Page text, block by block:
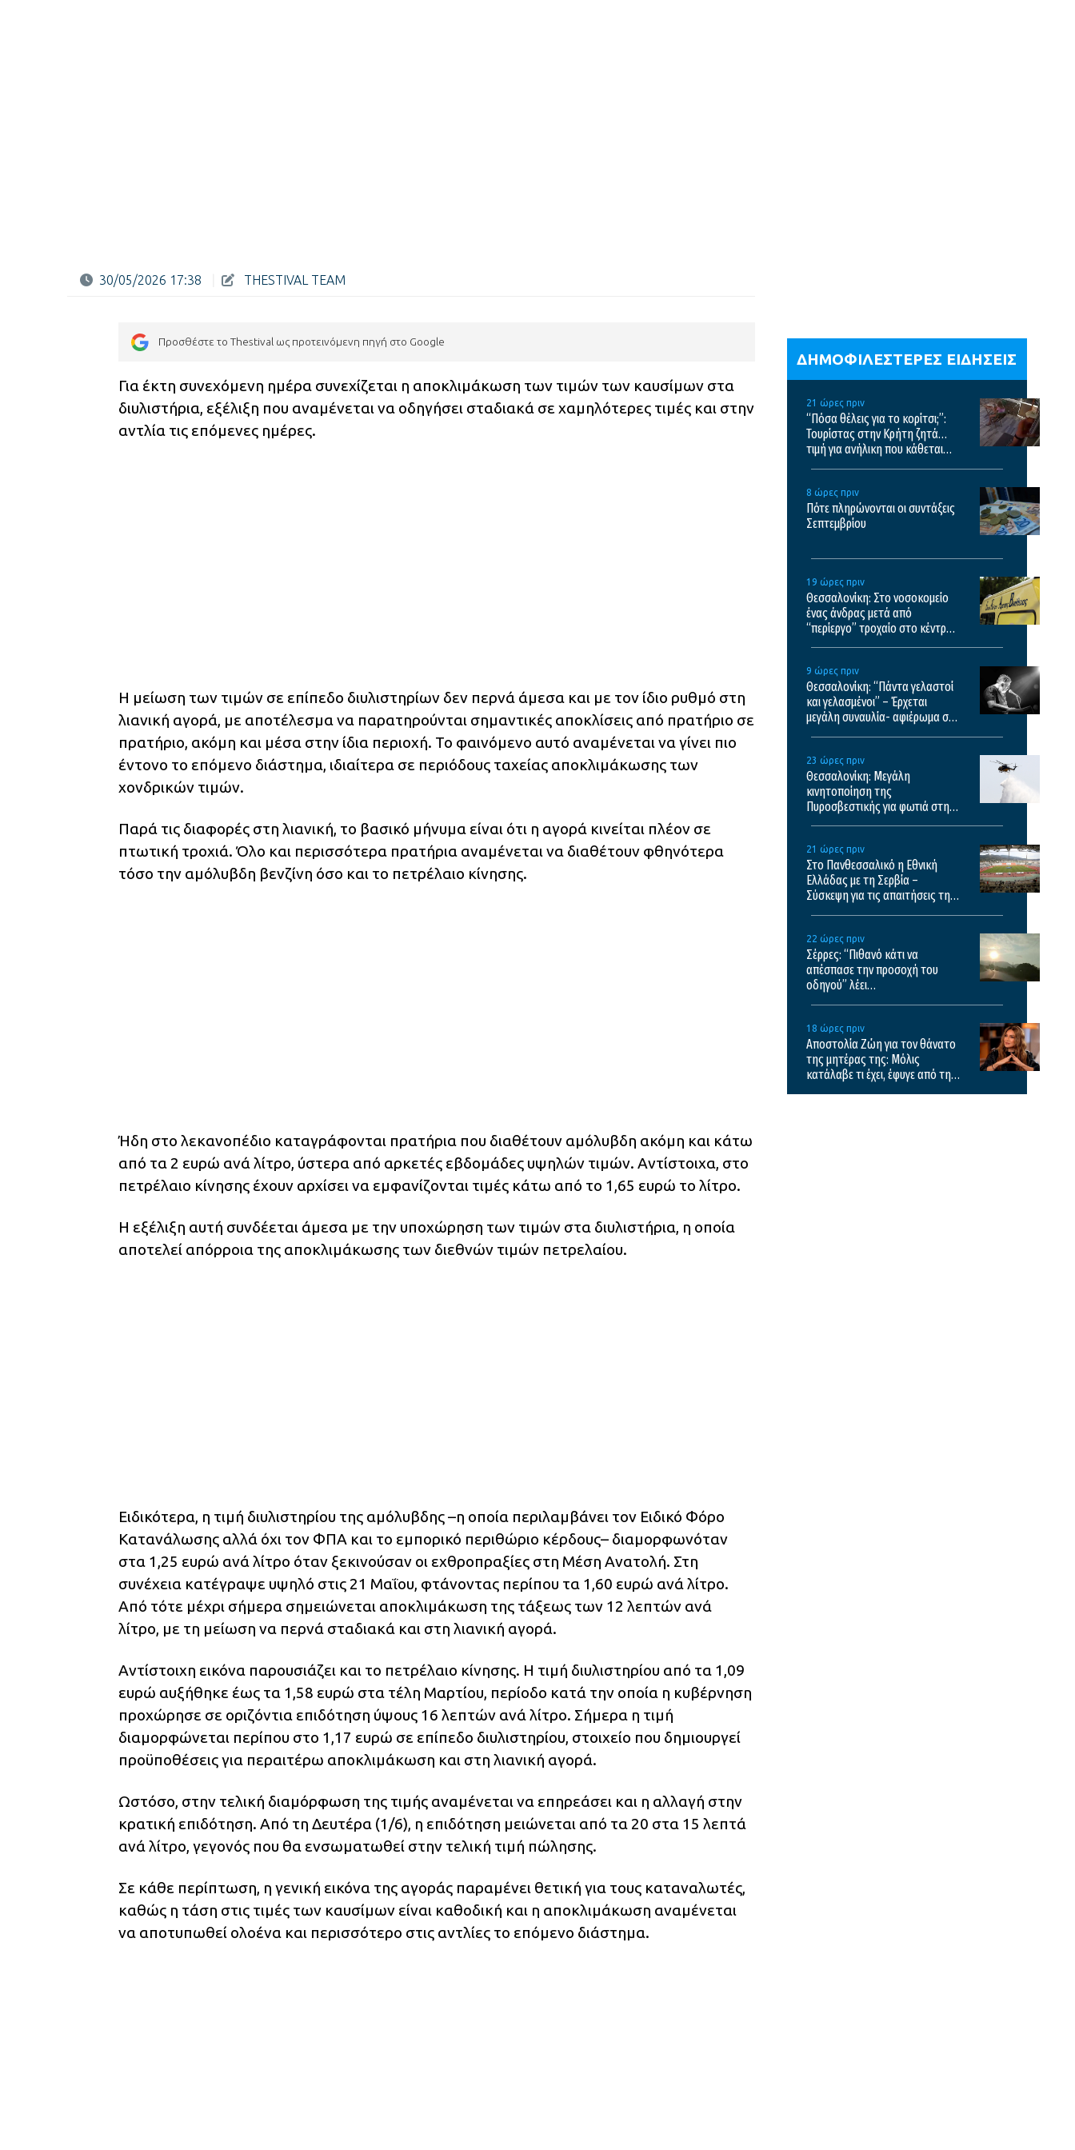
30/05/2026 17:38 THESTIVAL TEAM
Προσθέστε το Thestival ως προτεινόμενη πηγή στο Google
Για έκτη συνεχόμενη ημέρα συνεχίζεται η αποκλιμάκωση των τιμών των καυσίμων στα
διυλιστήρια, εξέλιξη που αναμένεται να οδηγήσει σταδιακά σε χαμηλότερες τιμές και στην
αντλία τις επόμενες ημέρες.
Η μείωση των τιμών σε επίπεδο διυλιστηρίων δεν περνά άμεσα και με τον ίδιο ρυθμό στη
λιανική αγορά, με αποτέλεσμα να παρατηρούνται σημαντικές αποκλίσεις από πρατήριο σε
πρατήριο, ακόμη και μέσα στην ίδια περιοχή. Το φαινόμενο αυτό αναμένεται να γίνει πιο
έντονο το επόμενο διάστημα, ιδιαίτερα σε περιόδους ταχείας αποκλιμάκωσης των
χονδρικών τιμών.
Παρά τις διαφορές στη λιανική, το βασικό μήνυμα είναι ότι η αγορά κινείται πλέον σε
πτωτική τροχιά. Όλο και περισσότερα πρατήρια αναμένεται να διαθέτουν φθηνότερα
τόσο την αμόλυβδη βενζίνη όσο και το πετρέλαιο κίνησης.
Ήδη στο λεκανοπέδιο καταγράφονται πρατήρια που διαθέτουν αμόλυβδη ακόμη και κάτω
από τα 2 ευρώ ανά λίτρο, ύστερα από αρκετές εβδομάδες υψηλών τιμών. Αντίστοιχα, στο
πετρέλαιο κίνησης έχουν αρχίσει να εμφανίζονται τιμές κάτω από το 1,65 ευρώ το λίτρο.
Η εξέλιξη αυτή συνδέεται άμεσα με την υποχώρηση των τιμών στα διυλιστήρια, η οποία
αποτελεί απόρροια της αποκλιμάκωσης των διεθνών τιμών πετρελαίου.
Ειδικότερα, η τιμή διυλιστηρίου της αμόλυβδης –η οποία περιλαμβάνει τον Ειδικό Φόρο
Κατανάλωσης αλλά όχι τον ΦΠΑ και το εμπορικό περιθώριο κέρδους– διαμορφωνόταν
στα 1,25 ευρώ ανά λίτρο όταν ξεκινούσαν οι εχθροπραξίες στη Μέση Ανατολή. Στη
συνέχεια κατέγραψε υψηλό στις 21 Μαΐου, φτάνοντας περίπου τα 1,60 ευρώ ανά λίτρο.
Από τότε μέχρι σήμερα σημειώνεται αποκλιμάκωση της τάξεως των 12 λεπτών ανά
λίτρο, με τη μείωση να περνά σταδιακά και στη λιανική αγορά.
Αντίστοιχη εικόνα παρουσιάζει και το πετρέλαιο κίνησης. Η τιμή διυλιστηρίου από τα 1,09
ευρώ αυξήθηκε έως τα 1,58 ευρώ στα τέλη Μαρτίου, περίοδο κατά την οποία η κυβέρνηση
προχώρησε σε οριζόντια επιδότηση ύψους 16 λεπτών ανά λίτρο. Σήμερα η τιμή
διαμορφώνεται περίπου στο 1,17 ευρώ σε επίπεδο διυλιστηρίου, στοιχείο που δημιουργεί
προϋποθέσεις για περαιτέρω αποκλιμάκωση και στη λιανική αγορά.
Ωστόσο, στην τελική διαμόρφωση της τιμής αναμένεται να επηρεάσει και η αλλαγή στην
κρατική επιδότηση. Από τη Δευτέρα (1/6), η επιδότηση μειώνεται από τα 20 στα 15 λεπτά
ανά λίτρο, γεγονός που θα ενσωματωθεί στην τελική τιμή πώλησης.
Σε κάθε περίπτωση, η γενική εικόνα της αγοράς παραμένει θετική για τους καταναλωτές,
καθώς η τάση στις τιμές των καυσίμων είναι καθοδική και η αποκλιμάκωση αναμένεται
να αποτυπωθεί ολοένα και περισσότερο στις αντλίες το επόμενο διάστημα.
ΔΗΜΟΦΙΛΕΣΤΕΡΕΣ ΕΙΔΗΣΕΙΣ
21 ώρες πριν
“Πόσα θέλεις για το κορίτσι;”:
Τουρίστας στην Κρήτη ζητά…
τιμή για ανήλικη που κάθεται
8 ώρες πριν
Πότε πληρώνονται οι συντάξεις
Σεπτεμβρίου
19 ώρες πριν
Θεσσαλονίκη: Στο νοσοκομείο
ένας άνδρας μετά από
“περίεργο” τροχαίο στο κέντρο
9 ώρες πριν
Θεσσαλονίκη: “Πάντα γελαστοί
και γελασμένοι” – Έρχεται
μεγάλη συναυλία- αφιέρωμα στο
23 ώρες πριν
Θεσσαλονίκη: Μεγάλη
κινητοποίηση της
Πυροσβεστικής για φωτιά στη
21 ώρες πριν
Στο Πανθεσσαλικό η Εθνική
Ελλάδας με τη Σερβία –
Σύσκεψη για τις απαιτήσεις της
22 ώρες πριν
Σέρρες: “Πιθανό κάτι να
απέσπασε την προσοχή του
οδηγού” λέει
18 ώρες πριν
Αποστολία Ζώη για τον θάνατο
της μητέρας της: Μόλις
κατάλαβε τι έχει, έφυγε από τη